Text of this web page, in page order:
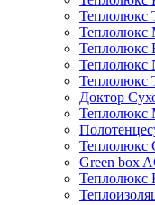
Теплолюкс
Теплолюкс
Теплолюкс
Теплолюкс
Доктор
Теплолюкс
Теплолюкс
Green box
Теплолюкс